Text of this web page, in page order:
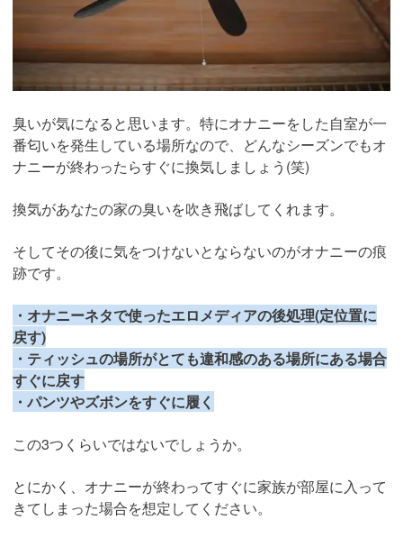
臭いが気になると思います。特にオナニーをした自室が一
番匂いを発生している場所なので、どんなシーズンでもオ
ナニーが終わったらすぐに換気しましょう(笑)
換気があなたの家の臭いを吹き飛ばしてくれます。
そしてその後に気をつけないとならないのがオナニーの痕
跡です。
・オナニーネタで使ったエロメディアの後処理(定位置に
戻す)
・ティッシュの場所がとても違和感のある場所にある場合
すぐに戻す
・パンツやズボンをすぐに履く
この3つくらいではないでしょうか。
とにかく、オナニーが終わってすぐに家族が部屋に入って
きてしまった場合を想定してください。